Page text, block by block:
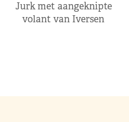
Jurk met aangeknipte
volant van Iversen